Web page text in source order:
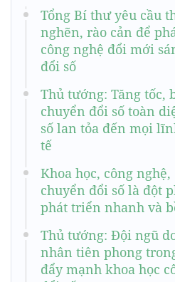
Tổng Bí thư yêu cầu
nghẽn, rào cản để
công nghệ đổi mới
đổi số
Thủ tướng: Tăng tốc,
chuyển đổi số toàn
số lan tỏa đến mọi
tế
Khoa học, công
chuyển đổi số là đột
phát triển nhanh và
Thủ tướng: Đội ngũ
nhân tiên phong
đẩy mạnh khoa học